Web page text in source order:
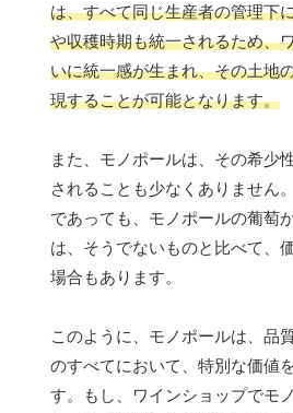
は、すべて同じ生産者の管理下
や収穫時期も統一されるため、
いに統一感が生まれ、その土地
現することが可能となります。
また、モノポールは、その希少
されることも少なくありません
であっても、モノポールの葡萄
は、そうでないものと比べて、
場合もあります。
このように、モノポールは、品
のすべてにおいて、特別な価値
す。もし、ワインショップでモ